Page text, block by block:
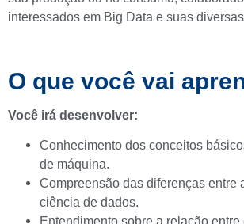
interessados em Big Data e suas
O que você vai
Você irá desenvolver:
Conhecimento dos conceitos
de máquina.
Compreensão das diferenças entre
ciência de dados.
Entendimento sobre a relação